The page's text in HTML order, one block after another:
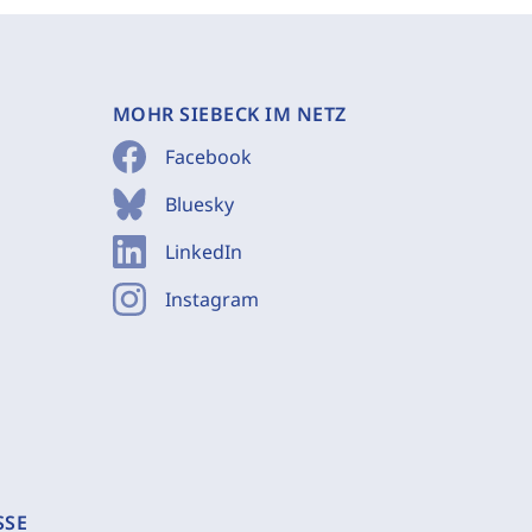
MOHR SIEBECK IM NETZ
Facebook
Bluesky
LinkedIn
Instagram